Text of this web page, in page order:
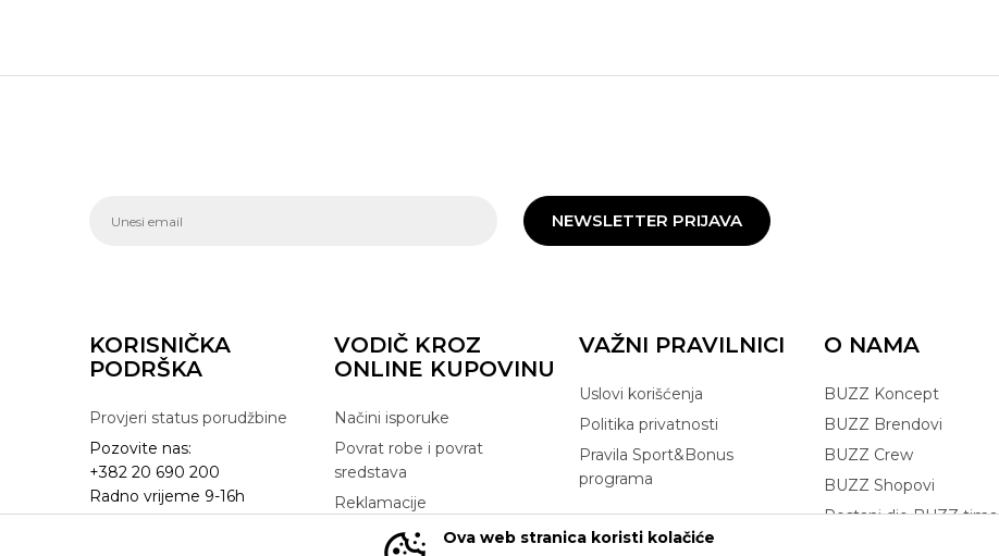
NEWSLETTER PRIJAVA
KORISNIČKA
PODRŠKA
Provjeri status porudžbine
Pozovite nas:
+382 20 690 200
Radno vrijeme 9-16h
online@buzzsneakers.me
VODIČ KROZ
ONLINE KUPOVINU
Načini isporuke
Povrat robe i povrat
sredstava
Reklamacije
Zamjena artikla
VAŽNI PRAVILNICI
Uslovi korišćenja
Politika privatnosti
Pravila Sport&Bonus
programa
O NAMA
BUZZ Koncept
BUZZ Brendovi
BUZZ Crew
BUZZ Shopovi
Postani dio BUZZ tima
Ova web stranica koristi kolačiće